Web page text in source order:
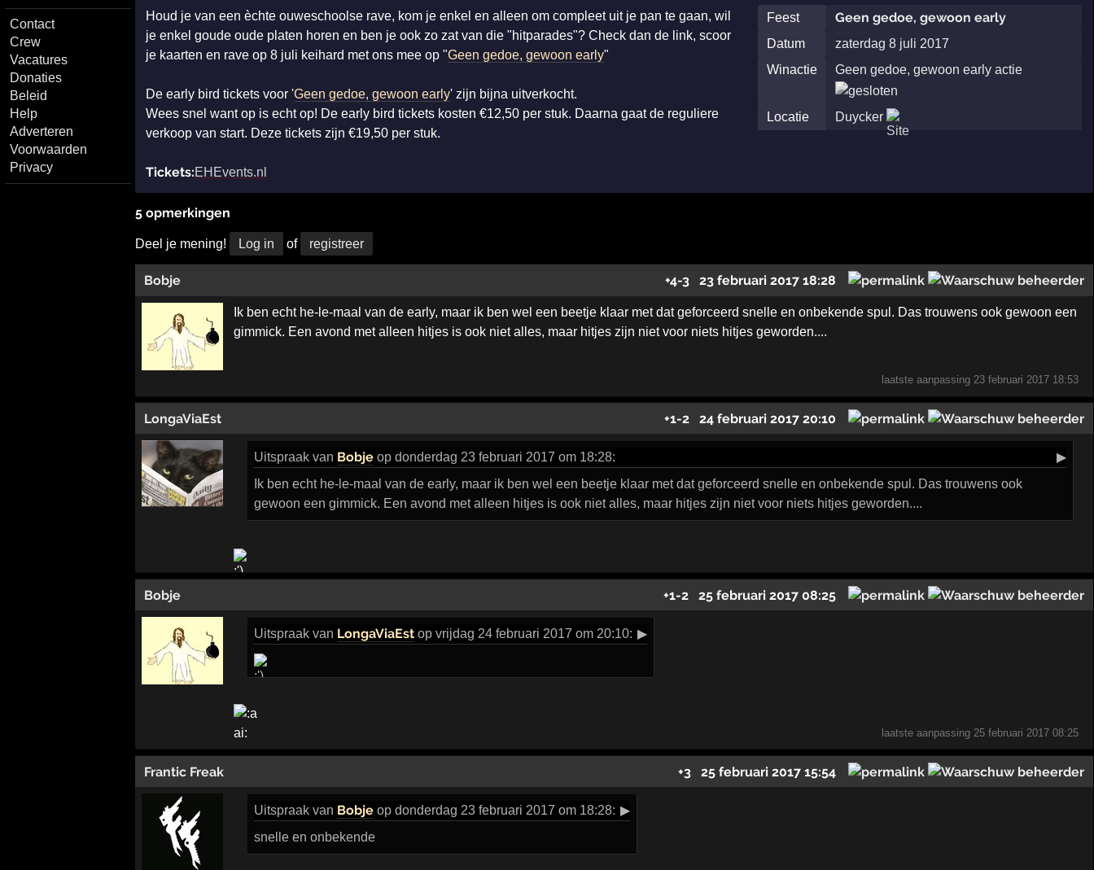
Contact
Crew
Vacatures
Donaties
Beleid
Help
Adverteren
Voorwaarden
Privacy
Feest Geen gedoe, gewoon early
Datum
zaterdag 8 juli 2017
Winactie
Geen gedoe, gewoon early actie
Locatie Duycker
Houd je van een èchte ouweschoolse rave, kom je enkel en alleen om compleet uit je pan te gaan, wil
je enkel goude oude platen horen en ben je ook zo zat van die "hitparades"? Check dan de link, scoor
je kaarten en rave op 8 juli keihard met ons mee op "Geen gedoe, gewoon early"
De early bird tickets voor 'Geen gedoe, gewoon early' zijn bijna uitverkocht.
Wees snel want op is echt op! De early bird tickets kosten €12,50 per stuk. Daarna gaat de reguliere
verkoop van start. Deze tickets zijn €19,50 per stuk.
Tickets:EHEvents.nl
5 opmerkingen
Deel je mening! Log in of registreer
Bobje +4-3 23 februari 2017 18:28
Ik ben echt he-le-maal van de early, maar ik ben wel een beetje klaar met dat geforceerd snelle en onbekende spul. Das trouwens ook gewoon een
gimmick. Een avond met alleen hitjes is ook niet alles, maar hitjes zijn niet voor niets hitjes geworden....
laatste aanpassing 23 februari 2017 18:53
LongaViaEst +1-2 24 februari 2017 20:10
Uitspraakvan Bobjeop donderdag 23 februari 2017 om 18:28:
▶
Ik ben echt he-le-maal van de early, maar ik ben wel een beetje klaar met dat geforceerd snelle en onbekende spul. Das trouwens ook
gewoon een gimmick. Een avond met alleen hitjes is ook niet alles, maar hitjes zijn niet voor niets hitjes geworden....
Bobje +1-2 25 februari 2017 08:25
Uitspraakvan LongaViaEstop vrijdag 24 februari 2017 om 20:10: ▶
laatste aanpassing 25 februari 2017 08:25
Frantic Freak +3 25 februari 2017 15:54
Uitspraakvan Bobjeop donderdag 23 februari 2017 om 18:28: ▶
snelle en onbekende